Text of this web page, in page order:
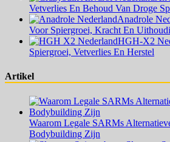
Vetverlies En Behoud Van Droge
Anadrole
Voor Spiergroei, Kracht En
HGH-X2
Spiergroei, Vetverlies En Herstel
Artikel
Waarom Legale SARMs
Bodybuilding Zijn